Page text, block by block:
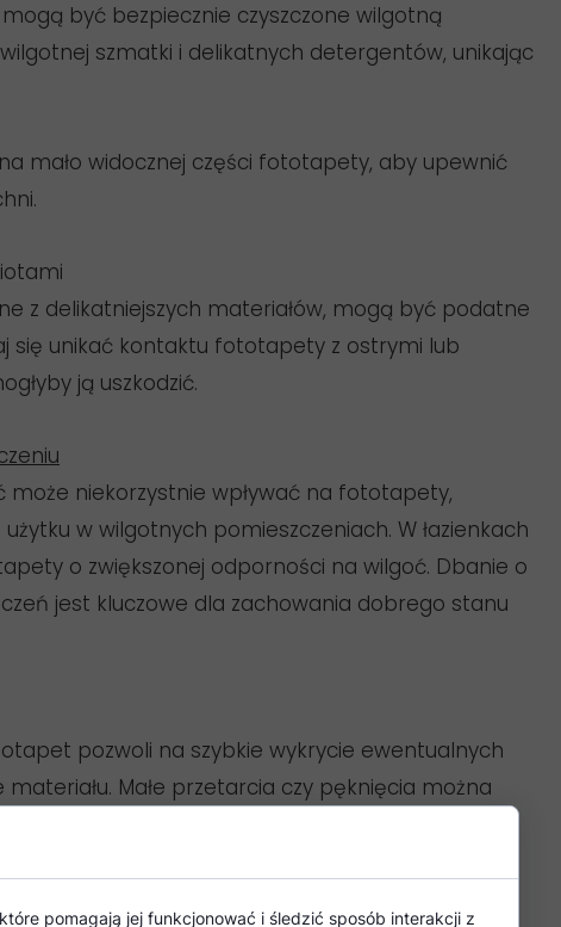
być bezpiecznie czyszczone wilgotną
szmatki i delikatnych detergentów, unikając
mało widocznej części fototapety, aby upewnić
z delikatniejszych materiałów, mogą być podatne
się unikać kontaktu fototapety z ostrymi lub
ją uszkodzić.
może niekorzystnie wpływać na fototapety,
w wilgotnych pomieszczeniach. W łazienkach
o zwiększonej odporności na wilgoć. Dbanie o
jest kluczowe dla zachowania dobrego stanu
pozwoli na szybkie wykrycie ewentualnych
Małe przetarcia czy pęknięcia można
problemem.
pracy, jednak regularna pielęgnacja i
pomagają jej funkcjonować i śledzić sposób interakcji z